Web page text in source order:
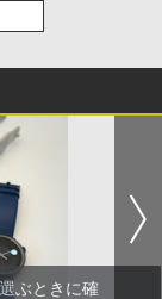
ぶときに確